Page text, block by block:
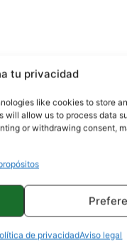
tu privacidad
like cookies to store
allow us to process data
or withdrawing consent,
de privacidadAviso legal
están
común
se debe al
encontrar
Max 4G.